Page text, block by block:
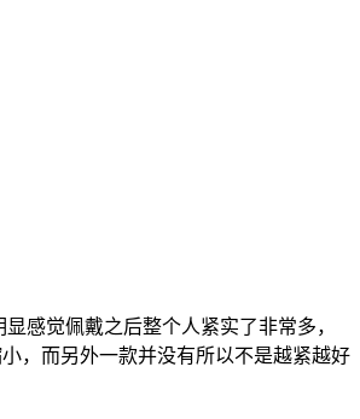
感觉佩戴之后整个人紧实了非常多，
，而另外一款并没有所以不是越紧越好